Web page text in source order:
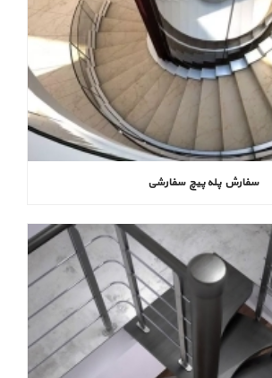
سفارش پله پیچ سفارشی